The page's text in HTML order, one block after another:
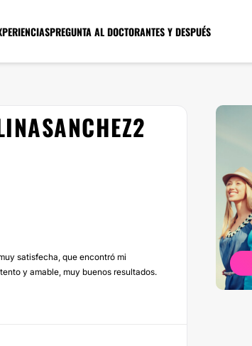
PREGUNTA AL DOCTORANTES Y DESPUÉS
satisfecha, que encontró mi
y amable, muy buenos resultados.